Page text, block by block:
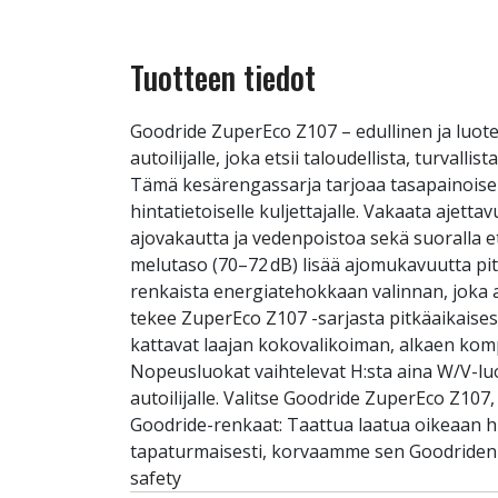
Tuotteen tiedot
Goodride ZuperEco Z107 – edullinen ja
autoilijalle, joka etsii taloudellista,
Tämä kesärengassarja tarjoaa
hintatietoiselle kuljettajalle. Vakaata
ajovakautta ja vedenpoistoa sekä suoralla
melutaso (70–72 dB) lisää ajomukavuutta
renkaista energiatehokkaan valinnan,
tekee ZuperEco Z107 -sarjasta
kattavat laajan kokovalikoiman, alkaen
Nopeusluokat vaihtelevat H:sta aina W/V-
autoilijalle. Valitse Goodride ZuperEco
Goodride-renkaat: Taattua laatua oikeaan
tapaturmaisesti, korvaamme sen
safety